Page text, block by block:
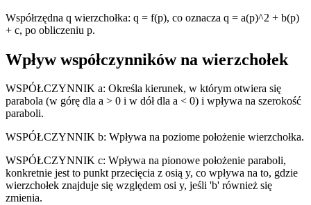
Współrzędna q wierzchołka: q = f(p), co oznacza q = a(p)^2 + b(p)
+ c, po obliczeniu p.
Wpływ współczynników na wierzchołek
WSPÓŁCZYNNIK a: Określa kierunek, w którym otwiera się
parabola (w górę dla a > 0 i w dół dla a < 0) i wpływa na szerokość
paraboli.
WSPÓŁCZYNNIK b: Wpływa na poziome położenie wierzchołka.
WSPÓŁCZYNNIK c: Wpływa na pionowe położenie paraboli,
konkretnie jest to punkt przecięcia z osią y, co wpływa na to, gdzie
wierzchołek znajduje się względem osi y, jeśli 'b' również się
zmienia.